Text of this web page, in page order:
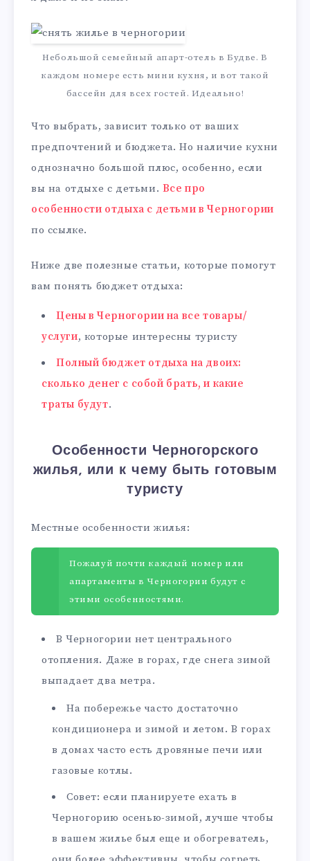
Небольшой семейный апарт-отель в Будве. В
каждом номере есть мини кухня, и вот такой
бассейн для всех гостей. Идеально!
Что выбрать, зависит только от ваших
предпочтений и бюджета. Но наличие кухни
однозначно большой плюс, особенно, если
вы на отдыхе с детьми. Все про
особенности отдыха с детьми в Черногории
по ссылке.
Ниже две полезные статьи, которые помогут
вам понять бюджет отдыха:
Цены в Черногории на все товары/
услуги, которые интересны туристу
Полный бюджет отдыха на двоих:
сколько денег с собой брать, и какие
траты будут.
Особенности Черногорского
жилья, или к чему быть готовым
туристу
Местные особенности жилья:
Пожалуй почти каждый номер или
апартаменты в Черногории будут с
этими особенностями.
В Черногории нет центрального
отопления. Даже в горах, где снега зимой
выпадает два метра.
На побережье часто достаточно
кондиционера и зимой и летом. В горах
в домах часто есть дровяные печи или
газовые котлы.
Совет: если планируете ехать в
Черногорию осенью-зимой, лучше чтобы
в вашем жилье был еще и обогреватель,